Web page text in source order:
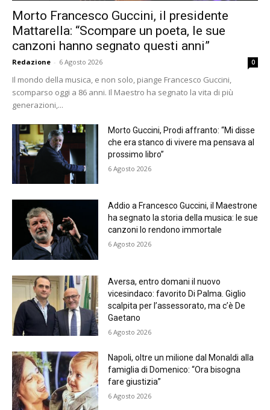
Morto Francesco Guccini, il presidente
Mattarella: “Scompare un poeta, le sue
canzoni hanno segnato questi anni”
Redazione - 6 Agosto 2026 0
Il mondo della musica, e non solo, piange Francesco Guccini,
scomparso oggi a 86 anni. Il Maestro ha segnato la vita di più
generazioni,...
Morto Guccini, Prodi affranto: “Mi disse
che era stanco di vivere ma pensava al
prossimo libro”
6 Agosto 2026
Addio a Francesco Guccini, il Maestrone
ha segnato la storia della musica: le sue
canzoni lo rendono immortale
6 Agosto 2026
Aversa, entro domani il nuovo
vicesindaco: favorito Di Palma. Giglio
scalpita per l’assessorato, ma c’è De
Gaetano
6 Agosto 2026
Napoli, oltre un milione dal Monaldi alla
famiglia di Domenico: “Ora bisogna
fare giustizia”
6 Agosto 2026